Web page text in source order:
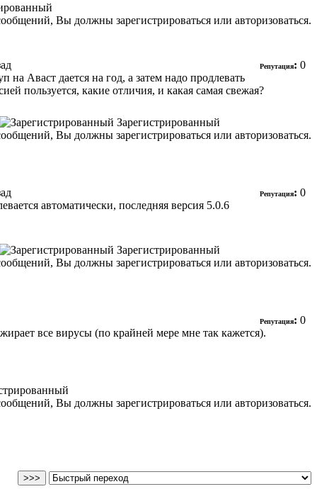
Вы должны зарегистрироваться или авторизоваться.
Репутация: 0
на Аваст дается на год, а затем надо продлевать
пользуется, какие отличия, и какая самая свежая?
Зарегистрированный
Вы должны зарегистрироваться или авторизоваться.
Репутация: 0
автоматически, последняя версия 5.0.6
Зарегистрированный
Вы должны зарегистрироваться или авторизоваться.
Репутация: 0
все вирусы (по крайней мере мне так кажется).
Вы должны зарегистрироваться или авторизоваться.